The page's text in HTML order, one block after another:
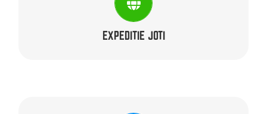
EXPEDITIE JOTI
Bas, Beat, Ben, Carmen, Coen, Evelien, Jordy, Linda,
Rik, Roland, Stan, Tim & Yvonne